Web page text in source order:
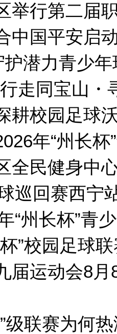
举行第二届
中国平安启
护潜力青少
走同宝山・
耕校园足球
年“州长杯
全民健身中
巡回赛西宁
“州长杯”青
”校园足球
届运动会8
级联赛为何